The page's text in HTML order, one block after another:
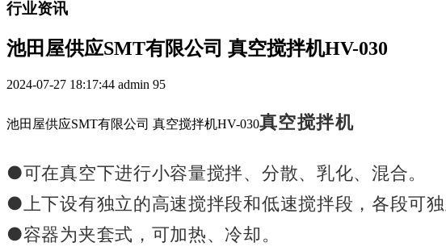
行业资讯
池田屋供应SMT有限公司 真空搅拌机HV-030
2024-07-27 18:17:44 admin 95
池田屋供应SMT有限公司 真空搅拌机HV-030真空搅拌机
●可在真空下进行小容量搅拌、分散、乳化、混合。
●上下设有独立的高速搅拌段和低速搅拌段，各段可独
●容器为夹套式，可加热、冷却。